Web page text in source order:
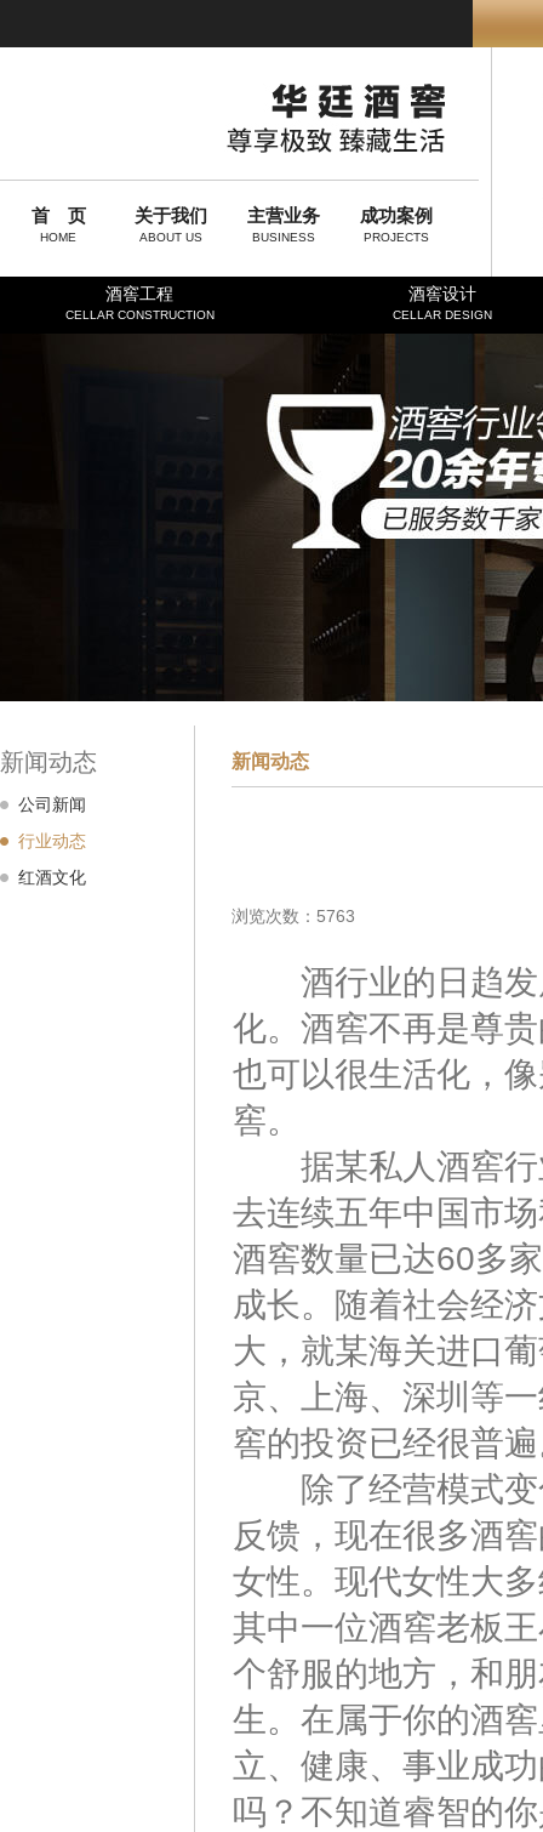
首 页
HOME
关于我们
ABOUT US
主营业务
BUSINESS
成功案例
PROJECTS
酒窖工程
CELLAR CONSTRUCTION
酒窖设计
CELLAR DESIGN
新闻动态
公司新闻
行业动态
红酒文化
新闻动态
浏览次数：5763
酒行业的日趋发
化。酒窖不再是尊
也可以很生活化，
窖。
据某私人酒窖行
去连续五年中国市
酒窖数量已达60多
成长。随着社会经
大，就某海关进口
京、上海、深圳等
窖的投资已经很普
除了经营模式变
反馈，现在很多酒
女性。现代女性大
其中一位酒窖老板
个舒服的地方，和
生。在属于你的酒
立、健康、事业成
吗？不知道睿智的